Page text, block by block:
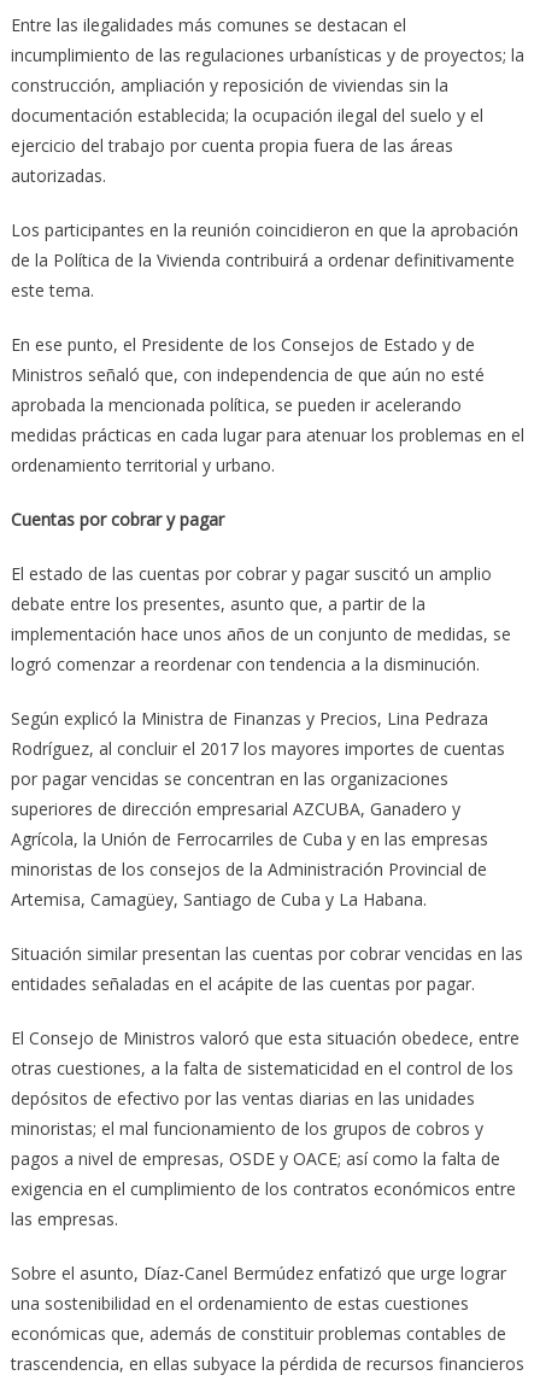
Entre las ilegalidades más comunes se destacan el
incumplimiento de las regulaciones urbanísticas y de proyectos; la
construcción, ampliación y reposición de viviendas sin la
documentación establecida; la ocupación ilegal del suelo y el
ejercicio del trabajo por cuenta propia fuera de las áreas
autorizadas.
Los participantes en la reunión coincidieron en que la aprobación
de la Política de la Vivienda contribuirá a ordenar definitivamente
este tema.
En ese punto, el Presidente de los Consejos de Estado y de
Ministros señaló que, con independencia de que aún no esté
aprobada la mencionada política, se pueden ir acelerando
medidas prácticas en cada lugar para atenuar los problemas en el
ordenamiento territorial y urbano.
Cuentas por cobrar y pagar
El estado de las cuentas por cobrar y pagar suscitó un amplio
debate entre los presentes, asunto que, a partir de la
implementación hace unos años de un conjunto de medidas, se
logró comenzar a reordenar con tendencia a la disminución.
Según explicó la Ministra de Finanzas y Precios, Lina Pedraza
Rodríguez, al concluir el 2017 los mayores importes de cuentas
por pagar vencidas se concentran en las organizaciones
superiores de dirección empresarial AZCUBA, Ganadero y
Agrícola, la Unión de Ferrocarriles de Cuba y en las empresas
minoristas de los consejos de la Administración Provincial de
Artemisa, Camagüey, Santiago de Cuba y La Habana.
Situación similar presentan las cuentas por cobrar vencidas en las
entidades señaladas en el acápite de las cuentas por pagar.
El Consejo de Ministros valoró que esta situación obedece, entre
otras cuestiones, a la falta de sistematicidad en el control de los
depósitos de efectivo por las ventas diarias en las unidades
minoristas; el mal funcionamiento de los grupos de cobros y
pagos a nivel de empresas, OSDE y OACE; así como la falta de
exigencia en el cumplimiento de los contratos económicos entre
las empresas.
Sobre el asunto, Díaz-Canel Bermúdez enfatizó que urge lograr
una sostenibilidad en el ordenamiento de estas cuestiones
económicas que, además de constituir problemas contables de
trascendencia, en ellas subyace la pérdida de recursos financieros